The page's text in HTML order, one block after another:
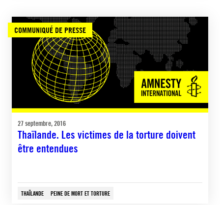
COMMUNIQUÉ DE PRESSE
27 septembre, 2016
Thaïlande. Les victimes de la torture doivent
être entendues
THAÏLANDE PEINE DE MORT ET TORTURE